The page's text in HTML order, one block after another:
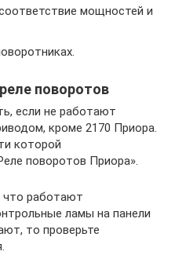
мощностей и
поворотов
если не работают
кроме 2170 Приора.
которой
поворотов Приора».
что работают
ламы на панели
то проверьте